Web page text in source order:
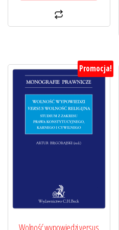
Promocja!
Wolność wypowiedzi versus